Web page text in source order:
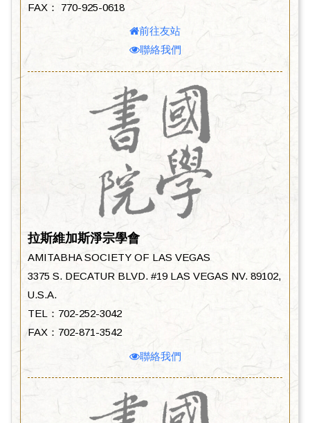
FAX： 770-925-0618
前往友站
聯絡我們
拉斯維加斯淨宗學會
AMITABHA SOCIETY OF LAS VEGAS
3375 S. DECATUR BLVD. #19 LAS VEGAS NV. 89102,
U.S.A.
TEL：702-252-3042
FAX：702-871-3542
聯絡我們